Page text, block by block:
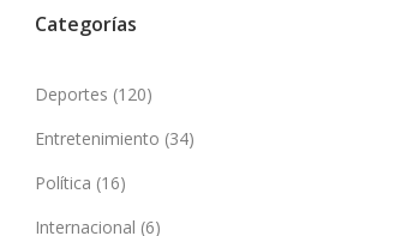
Categorías
Deportes (120)
Entretenimiento (34)
Política (16)
Internacional (6)